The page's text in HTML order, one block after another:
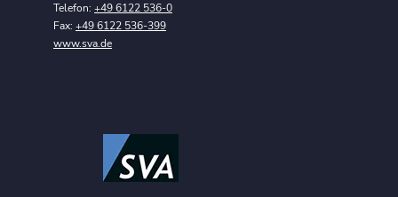
Telefon: +49 6122 536-0
Fax: +49 6122 536-399
www.sva.de